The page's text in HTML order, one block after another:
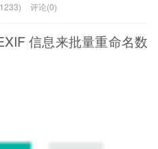
评论(0)
信息来批量重命名数